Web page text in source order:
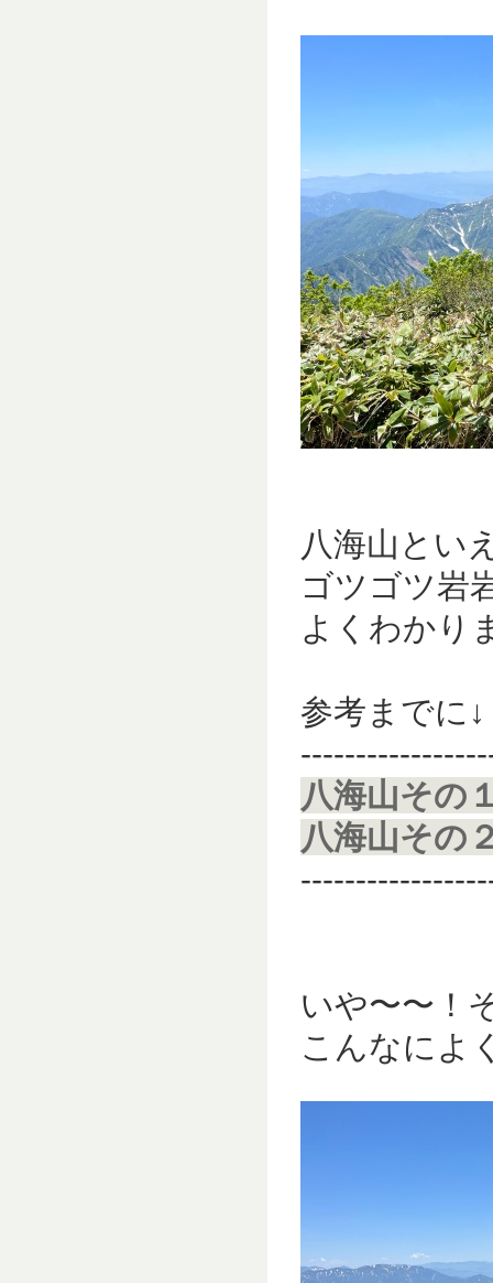
八海山とい
ゴツゴツ岩
よくわかり
参考までに↓
八海山その
八海山その
いや〜〜！
こんなによ